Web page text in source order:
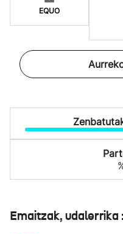
EQUO
Emaitzak, udalerrika